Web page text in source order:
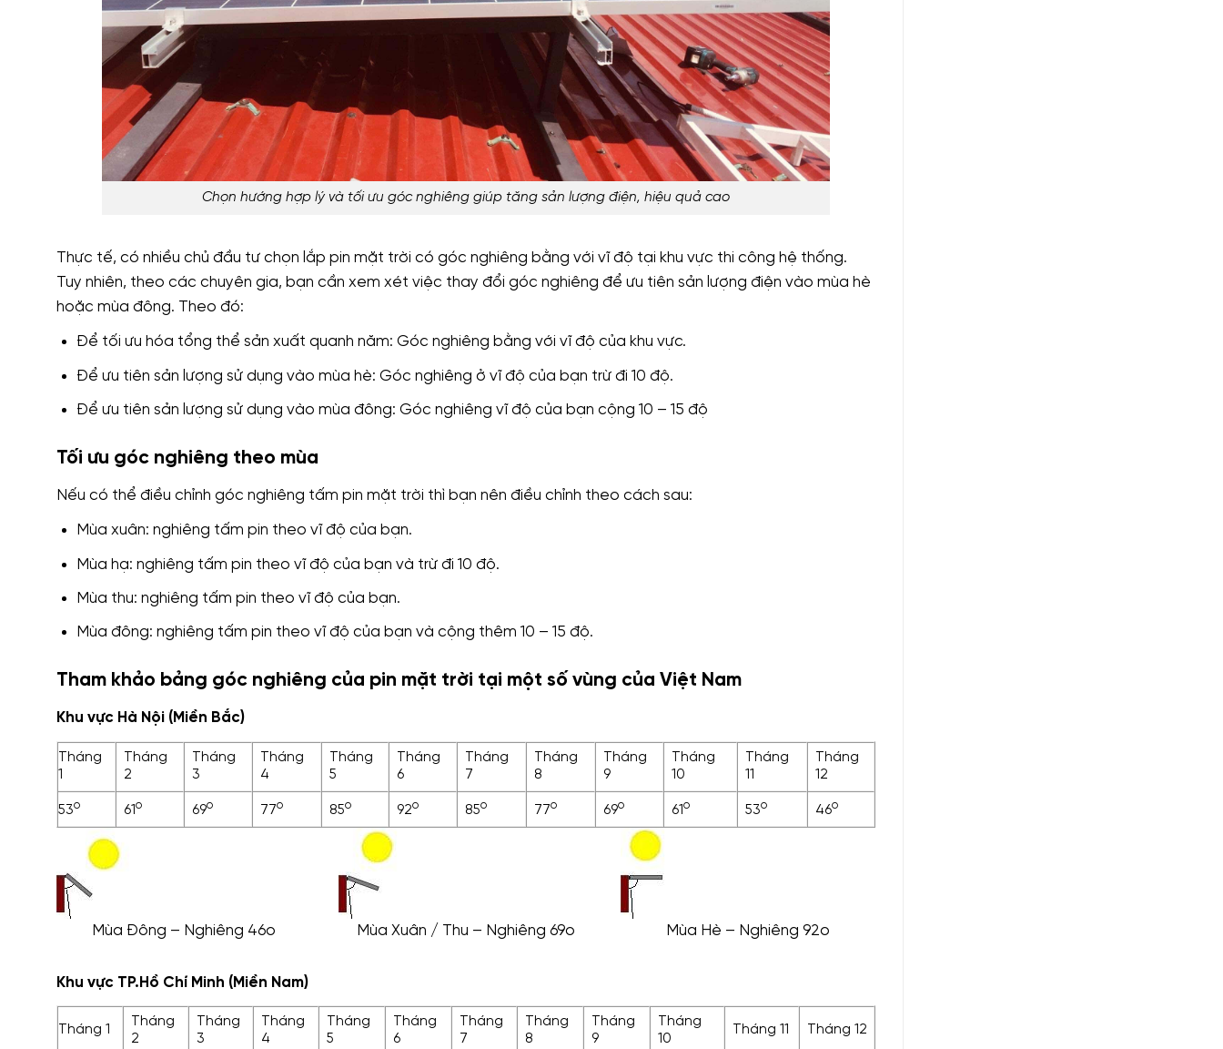
Chọn hướng hợp lý và tối ưu góc nghiêng giúp tăng sản lượng điện, hiệu quả cao
Thực tế, có nhiều chủ đầu tư chọn lắp pin mặt trời có góc nghiêng bằng với vĩ độ tại khu vực thi công hệ thống.
Tuy nhiên, theo các chuyên gia, bạn cần xem xét việc thay đổi góc nghiêng để ưu tiên sản lượng điện vào mùa hè
hoặc mùa đông. Theo đó:
Để tối ưu hóa tổng thể sản xuất quanh năm: Góc nghiêng bằng với vĩ độ của khu vực.
Để ưu tiên sản lượng sử dụng vào mùa hè: Góc nghiêng ở vĩ độ của bạn trừ đi 10 độ.
Để ưu tiên sản lượng sử dụng vào mùa đông: Góc nghiêng vĩ độ của bạn cộng 10 – 15 độ
Tối ưu góc nghiêng theo mùa
Nếu có thể điều chỉnh góc nghiêng tấm pin mặt trời thì bạn nên điều chỉnh theo cách sau:
Mùa xuân: nghiêng tấm pin theo vĩ độ của bạn.
Mùa hạ: nghiêng tấm pin theo vĩ độ của bạn và trừ đi 10 độ.
Mùa thu: nghiêng tấm pin theo vĩ độ của bạn.
Mùa đông: nghiêng tấm pin theo vĩ độ của bạn và cộng thêm 10 – 15 độ.
Tham khảo bảng góc nghiêng của pin mặt trời tại một số vùng của Việt Nam
Khu vực Hà Nội (Miền Bắc)
Tháng
1
Tháng
2
Tháng
3
Tháng
4
Tháng
5
Tháng
6
Tháng
7
Tháng
8
Tháng
9
Tháng
10
Tháng
11
Tháng
12
53o 61o 69o 77o 85o 92o 85o 77o 69o 61o 53o 46o
Mùa Đông – Nghiêng 46o Mùa Xuân / Thu – Nghiêng 69o Mùa Hè – Nghiêng 92o
Khu vực TP.Hồ Chí Minh (Miền Nam)
Tháng 1
Tháng
2
Tháng
3
Tháng
4
Tháng
5
Tháng
6
Tháng
7
Tháng
8
Tháng
9
Tháng
10
Tháng 11 Tháng 12